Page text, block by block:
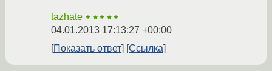
tazhate ★★★★★
04.01.2013 17:13:27 +00:00
Показать ответ
Ссылка